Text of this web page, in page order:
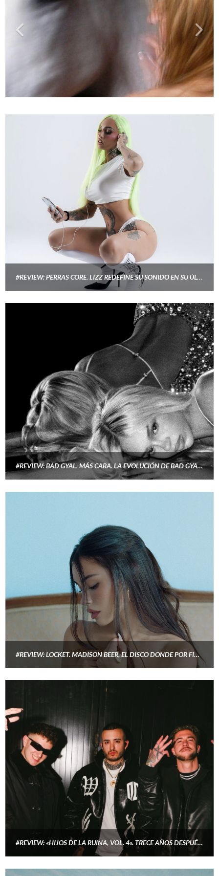
#REVIEW: PERRAS CORE. LIZZ REDEFINE SU SONIDO EN SU ÚLTIMO ÁLBUM «PERRAS CORE»
#REVIEW: BAD GYAL. MÁS CARA. LA EVOLUCIÓN DE BAD GYAL EN «MÁS CARA»
#REVIEW: LOCKET. MADISON BEER, EL DISCO DONDE POR FIN DEJA DE JUSTIFICARSE
#REVIEW: «HIJOS DE LA RUINA, VOL. 4». TRECE AÑOS DESPUÉS LA MISMA M*ERDA